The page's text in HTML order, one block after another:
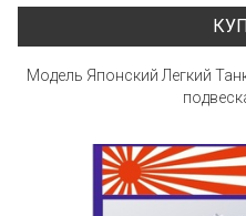
Модель Японский Легкий